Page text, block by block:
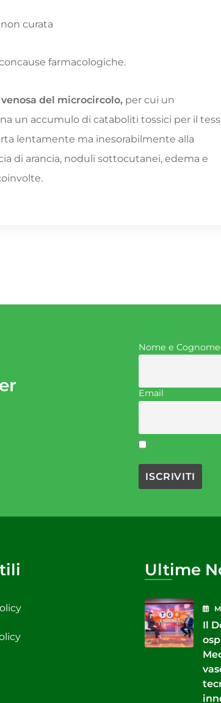
curata
farmacologiche.
del microcircolo, per cui un
un accumulo di cataboliti tossici per il
lentamente ma inesorabilmente alla
di arancia, noduli sottocutanei, edema e
Nome e Cognome
Email
Ultime
Il